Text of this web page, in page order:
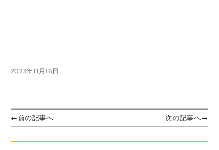
投
2023年11月16日
投
稿
ナ
前
の
稿:
←前の記事へ
の
稿:
次の記事へ→